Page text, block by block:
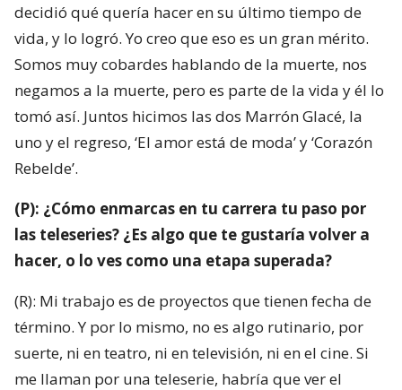
decidió qué quería hacer en su último tiempo de
vida, y lo logró. Yo creo que eso es un gran mérito.
Somos muy cobardes hablando de la muerte, nos
negamos a la muerte, pero es parte de la vida y él lo
tomó así. Juntos hicimos las dos Marrón Glacé, la
uno y el regreso, ‘El amor está de moda’ y ‘Corazón
Rebelde’.
(P): ¿Cómo enmarcas en tu carrera tu paso por
las teleseries? ¿Es algo que te gustaría volver a
hacer, o lo ves como una etapa superada?
(R): Mi trabajo es de proyectos que tienen fecha de
término. Y por lo mismo, no es algo rutinario, por
suerte, ni en teatro, ni en televisión, ni en el cine. Si
me llaman por una teleserie, habría que ver el